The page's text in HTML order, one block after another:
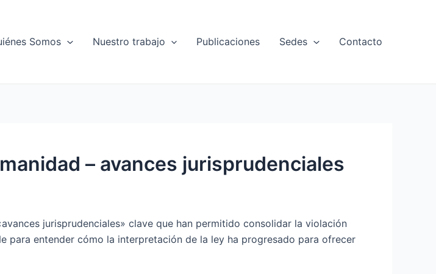
Somos Nuestro trabajo Publicaciones Sedes Contacto
– avances jurisprudenciales
jurisprudenciales» clave que han permitido consolidar la violación
para entender cómo la interpretación de la ley ha progresado para ofrecer